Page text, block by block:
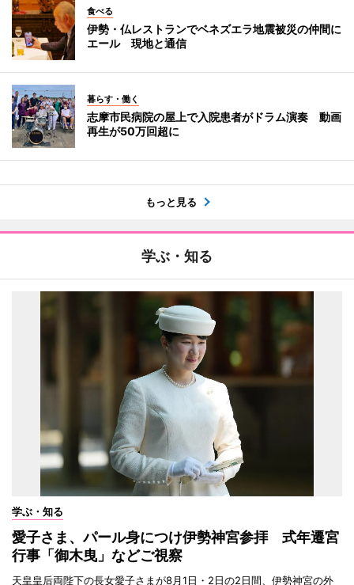
食べる
伊勢・仏レストランでベネズエラ地震被災の仲間に
エール 現地と通信
暮らす・働く
志摩市民病院の屋上で入院患者がドラム演奏 動画
再生が50万回超に
もっと見る
学ぶ・知る
学ぶ・知る
愛子さま、パール身につけ伊勢神宮参拝 式年遷宮
行事「御木曳」などご視察
天皇皇后両陛下の長女愛子さまが8月1日・2日の2日間、伊勢神宮の外